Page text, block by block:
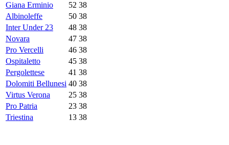
Giana Erminio
52 38
Albinoleffe
50 38
Inter Under 23
48 38
Novara
47 38
Pro Vercelli
46 38
Ospitaletto
45 38
Pergolettese
41 38
Dolomiti Bellunesi 40 38
Virtus Verona
25 38
Pro Patria
23 38
Triestina
13 38